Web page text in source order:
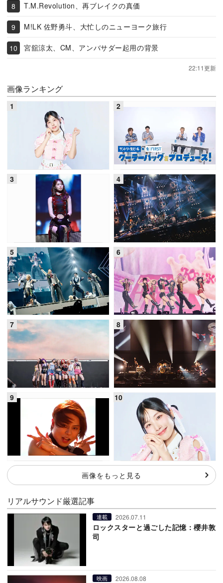
T.M.Revolution、再ブレイクの真価
M!LK 佐野勇斗、大忙しのニューヨーク旅行
宮舘涼太、CM、アンバサダー起用の背景
22:11更新
画像ランキング
画像をもっと見る
リアルサウンド厳選記事
連載 2026.07.11
ロックスターと過ごした記憶：櫻井敦
司
映画 2026.08.08